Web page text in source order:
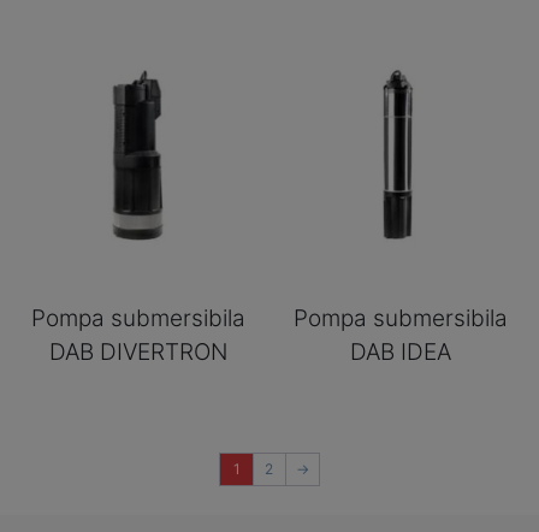
Pompa submersibila
DAB DIVERTRON
Pompa submersibila
DAB IDEA
1 2 →